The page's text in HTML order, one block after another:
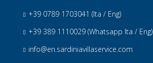
+39 0789 1703041 (Ita / Eng)
+39 389 1110029 (Whatsapp Ita / Eng)
info@en.sardiniavillaservice.com